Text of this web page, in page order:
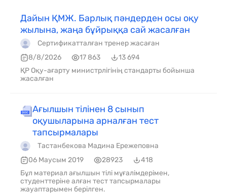
Дайын ҚМЖ. Барлық пәндерден осы оқу
жылына, жаңа бұйрыққа сай жасалған
Сертификатталған тренер жасаған
8/8/2026
17 863
13 694
ҚР Оқу-ағарту министрлігінің стандарты бойынша
жасалған
Ағылшын тілінен 8 сынып
оқушыларына арналған тест
тапсырмалары
Тастанбекова Мадина Ережеповна
06 Маусым 2019
28923
418
Бұл материал ағылшын тілі мұғалімдерімен,
студенттеріне алған тест тапсырмалары
жауаптарымен берілген.